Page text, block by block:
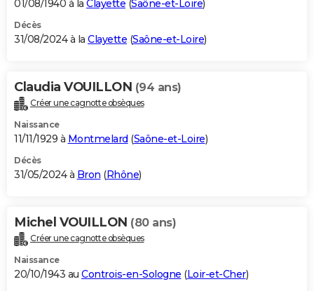
01/08/1940 à la Clayette (Saône-et-Loire)
Décès
31/08/2024 à la Clayette (Saône-et-Loire)
Claudia VOUILLON (94 ans)
Créer une cagnotte obsèques
Naissance
11/11/1929 à Montmelard (Saône-et-Loire)
Décès
31/05/2024 à Bron (Rhône)
Michel VOUILLON (80 ans)
Créer une cagnotte obsèques
Naissance
20/10/1943 au Controis-en-Sologne (Loir-et-Cher)